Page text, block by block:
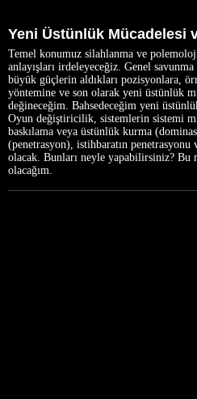
Yeni Üstünlük Mücadelesi
Temel konumuz silahlanma ve
anlayışları irdeleyeceğiz. Genel
büyük güçlerin aldıkları pozisyonlara,
yöntemine ve son olarak yeni üstünlük
değineceğim. Bahsedeceğim yeni
Oyun değiştiricilik, sistemlerin sistemi
baskılama veya üstünlük kurma
(penetrasyon), istihbaratın penetrasyonu
olacak. Bunları neyle yapabilirsiniz? Bu
olacağım.